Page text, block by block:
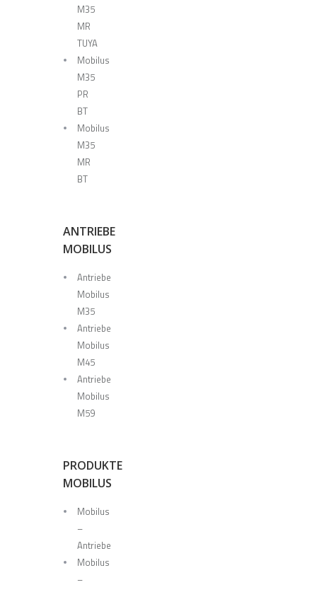
M35
MR
TUYA
Mobilus
M35
PR
BT
Mobilus
M35
MR
BT
ANTRIEBE
MOBILUS
Antriebe
Mobilus
M35
Antriebe
Mobilus
M45
Antriebe
Mobilus
M59
PRODUKTE
MOBILUS
Mobilus
–
Antriebe
Mobilus
–